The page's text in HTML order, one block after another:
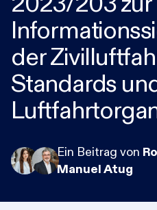
HiAcademy
Magazin
Karriere
Research-Blog
der
Standards
Ein Beitrag von
Manuel Atug